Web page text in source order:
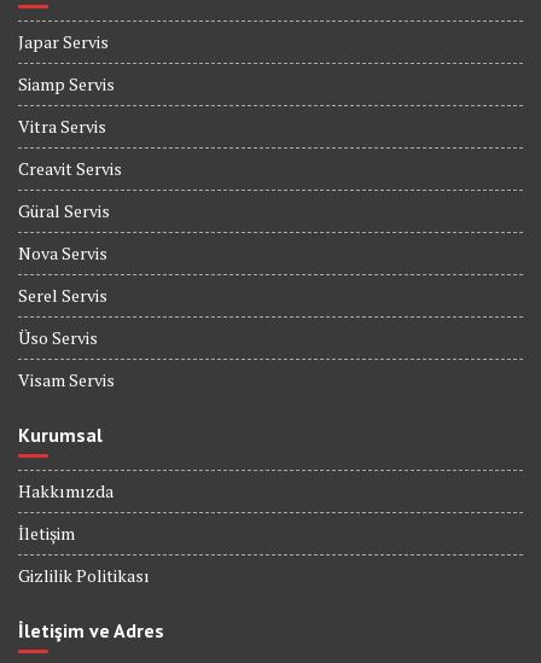
Japar Servis
Siamp Servis
Vitra Servis
Creavit Servis
Güral Servis
Nova Servis
Serel Servis
Üso Servis
Visam Servis
Kurumsal
Hakkımızda
İletişim
Gizlilik Politikası
İletişim ve Adres